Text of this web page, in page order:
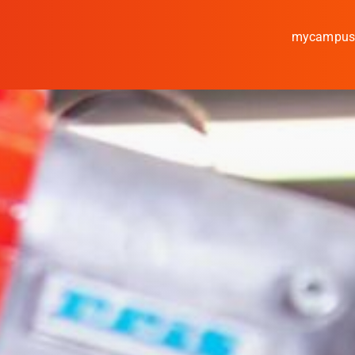
mycampus
Studieren
Forschen
Kooperieren
Hochschule Coburg
Entdecke die Region
Informationen für …